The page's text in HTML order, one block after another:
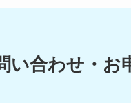
い合わせ・お